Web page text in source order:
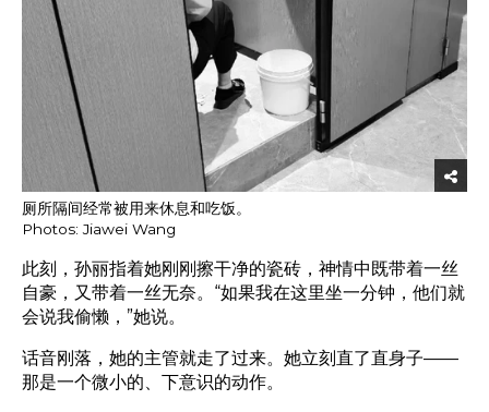
厕所隔间经常被用来休息和吃饭。
Photos: Jiawei Wang
此刻，孙丽指着她刚刚擦干净的瓷砖，神情中既带着一丝
自豪，又带着一丝无奈。“如果我在这里坐一分钟，他们就
会说我偷懒，”她说。
话音刚落，她的主管就走了过来。她立刻直了直身子——
那是一个微小的、下意识的动作。